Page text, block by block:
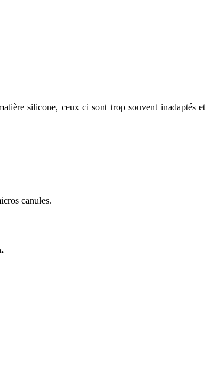
silicone, ceux ci sont trop souvent inadaptés et
canules.